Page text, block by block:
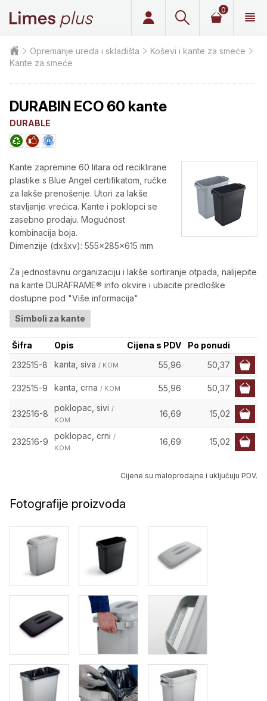
0
Opremanje ureda i skladišta
Koševi i kante za smeće
Kante za smeće
DURABIN ECO 60 kante
DURABLE
Kante zapremine 60 litara od reciklirane
plastike s Blue Angel certifikatom, ručke
za lakše prenošenje. Utori za lakše
stavljanje vrećica. Kante i poklopci se
zasebno prodaju. Mogućnost
kombinacija boja.
Dimenzije (dxšxv): 555x285x615 mm
Za jednostavnu organizaciju i lakše sortiranje otpada, nalijepite
na kante DURAFRAME® info okvire i ubacite predloške
dostupne pod "Više informacija"
Simboli za kante
Šifra Opis Cijena s PDV
Po ponudi
232515-8
kanta, siva / KOM 55,96 50,37
232515-9 kanta, crna / KOM 55,96 50,37
232516-8
poklopac, sivi /
KOM
16,69 15,02
232516-9
poklopac, crni /
KOM
16,69 15,02
Cijene su maloprodajne i uključuju PDV.
Fotografije proizvoda